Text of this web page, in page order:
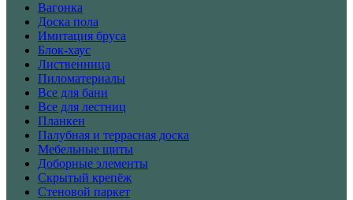
Вагонка
Доска пола
Имитация бруса
Блок-хаус
Лиственница
Пиломатериалы
Все для бани
Все для лестниц
Планкен
Палубная и террасная доска
Мебельные щиты
Доборные элементы
Скрытый крепёж
Стеновой паркет